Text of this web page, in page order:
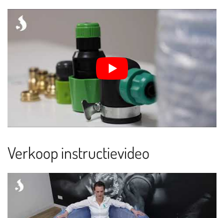
Verkoop instructievideo